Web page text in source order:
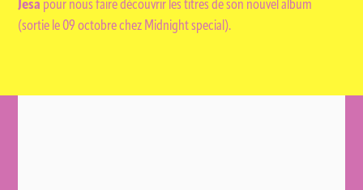
Jesa pour nous faire découvrir les titres de son nouvel album
(sortie le 09 octobre chez Midnight special).